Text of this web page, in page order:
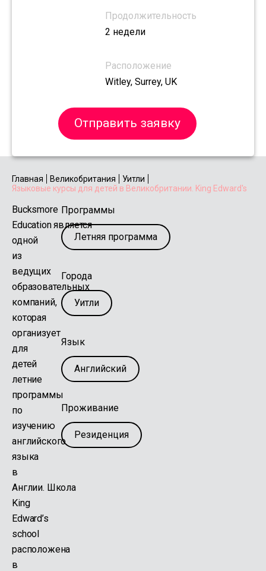
Продолжительность
2 недели
Расположение
Witley, Surrey, UK
Отправить заявку
Главная Великобритания
Уитли
Языковые курсы для детей в Великобритании. King Edward's
Bucksmore
Education является
одной
из
ведущих
образовательных
компаний,
которая
организует
для
детей
летние
программы
по
изучению
английского
языка
в
Англии. Школа
King
Edward’s
school
расположена
в
Программы
Летняя программа
Города
Уитли
Язык
Английский
Проживание
Резиденция